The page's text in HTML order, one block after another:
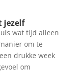
jezelf
wat tijd alleen
om te
drukke week
om